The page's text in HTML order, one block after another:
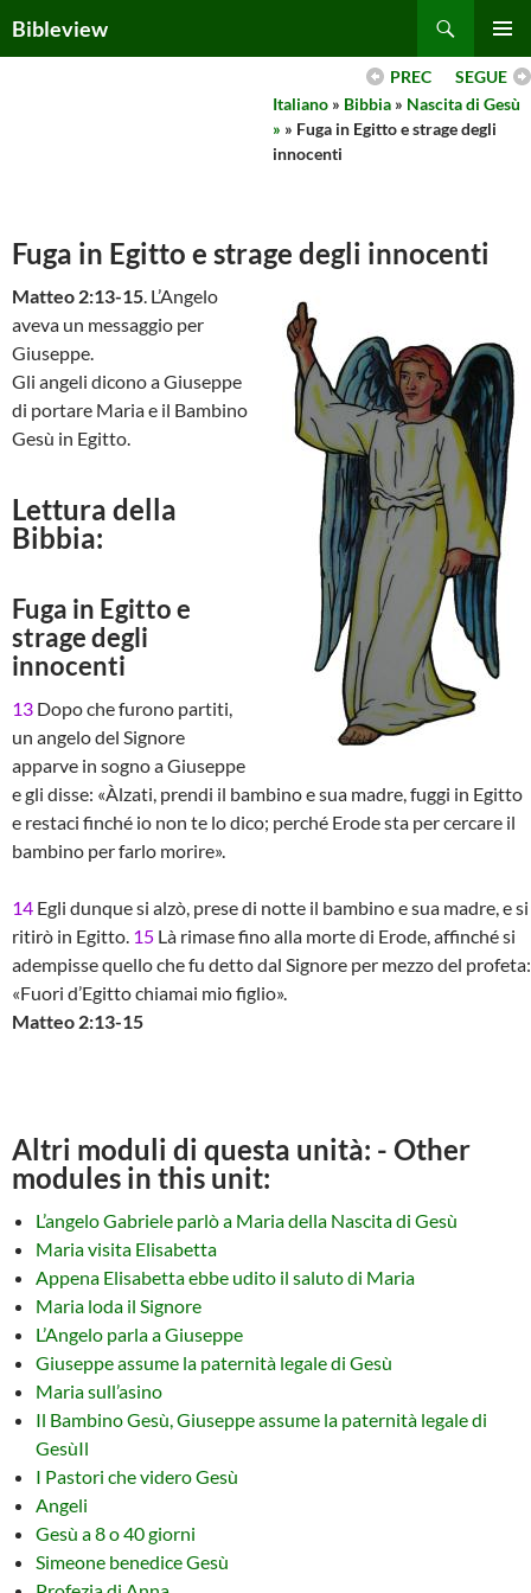
toBibleview
MENU
SEGUE
PREC
Italiano » Bibbia » Nascita di Gesù
» » Fuga in Egitto e strage degli
innocenti
Fuga in Egitto e strage degli innocenti
Matteo 2:13-15. L’Angelo
aveva un messaggio per
Giuseppe.
Gli angeli dicono a Giuseppe
di portare Maria e il Bambino
Gesù in Egitto.
Lettura della
Bibbia:
Fuga in Egitto e
strage degli
innocenti
13 Dopo che furono partiti,
un angelo del Signore
apparve in sogno a Giuseppe
e gli disse: «Àlzati, prendi il bambino e sua madre, fuggi in Egitto
e restaci finché io non te lo dico; perché Erode sta per cercare il
bambino per farlo morire».
14 Egli dunque si alzò, prese di notte il bambino e sua madre, e si
ritirò in Egitto. 15 Là rimase fino alla morte di Erode, affinché si
adempisse quello che fu detto dal Signore per mezzo del profeta:
«Fuori d’Egitto chiamai mio figlio».
Matteo 2:13-15
Altri moduli di questa unità: - Other
modules in this unit:
L’angelo Gabriele parlò a Maria della Nascita di Gesù
Maria visita Elisabetta
Appena Elisabetta ebbe udito il saluto di Maria
Maria loda il Signore
L’Angelo parla a Giuseppe
Giuseppe assume la paternità legale di Gesù
Maria sull’asino
Il Bambino Gesù, Giuseppe assume la paternità legale di
GesùIl
I Pastori che videro Gesù
Angeli
Gesù a 8 o 40 giorni
Simeone benedice Gesù